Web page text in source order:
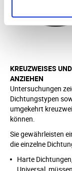
KREUZWEISES
ANZIEHEN
Untersuchungen
Dichtungstypen
umgekehrt
können.
Sie gewährleisten
die einzelne
Harte